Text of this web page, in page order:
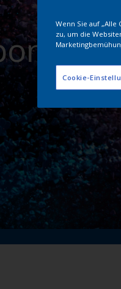
Wenn Sie auf
zu, um die
Cookie-